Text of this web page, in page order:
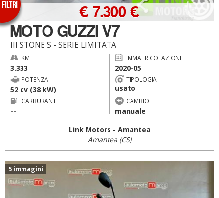
MOTO GUZZI V7
III STONE S - SERIE LIMITATA
€ 7.300 €
KM
3.333
IMMATRICOLAZIONE
2020-05
POTENZA
52 cv (38 kW)
TIPOLOGIA
usato
CARBURANTE
--
CAMBIO
manuale
Link Motors - Amantea
Amantea (CS)
5 immagini